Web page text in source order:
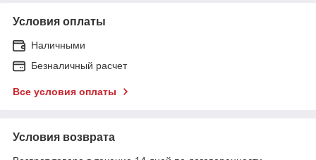
Условия оплаты
Наличными
Безналичный расчет
Все условия оплаты
Условия возврата